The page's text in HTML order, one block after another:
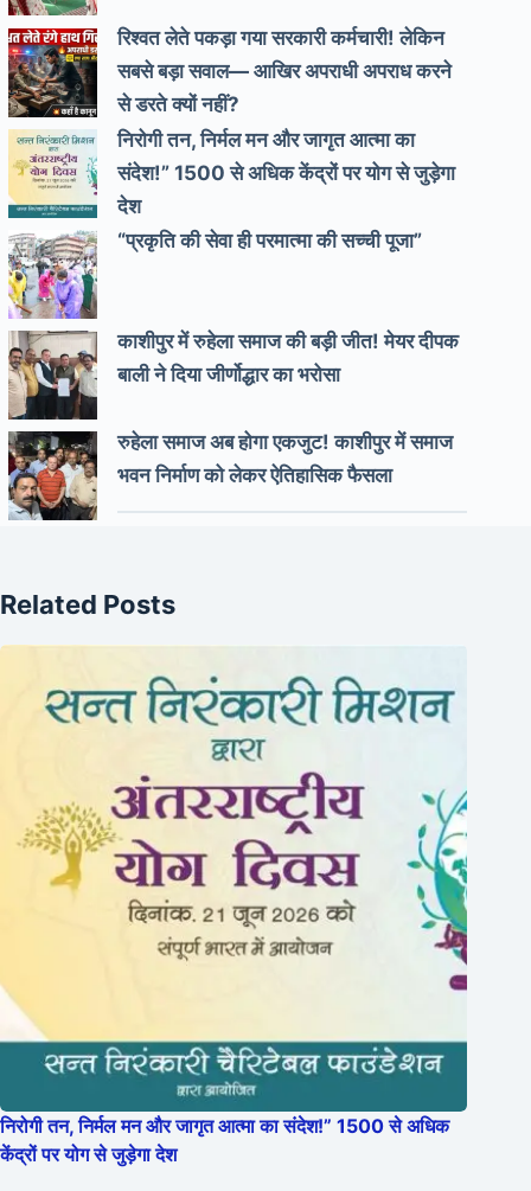
रिश्वत लेते पकड़ा गया सरकारी कर्मचारी! लेकिन
सबसे बड़ा सवाल— आखिर अपराधी अपराध करने
से डरते क्यों नहीं?
निरोगी तन, निर्मल मन और जागृत आत्मा का
संदेश!” 1500 से अधिक केंद्रों पर योग से जुड़ेगा
देश
“प्रकृति की सेवा ही परमात्मा की सच्ची पूजा”
काशीपुर में रुहेला समाज की बड़ी जीत! मेयर दीपक
बाली ने दिया जीर्णोद्धार का भरोसा
रुहेला समाज अब होगा एकजुट! काशीपुर में समाज
भवन निर्माण को लेकर ऐतिहासिक फैसला
Related Posts
निरोगी तन, निर्मल मन और जागृत आत्मा का संदेश!” 1500 से अधिक
केंद्रों पर योग से जुड़ेगा देश